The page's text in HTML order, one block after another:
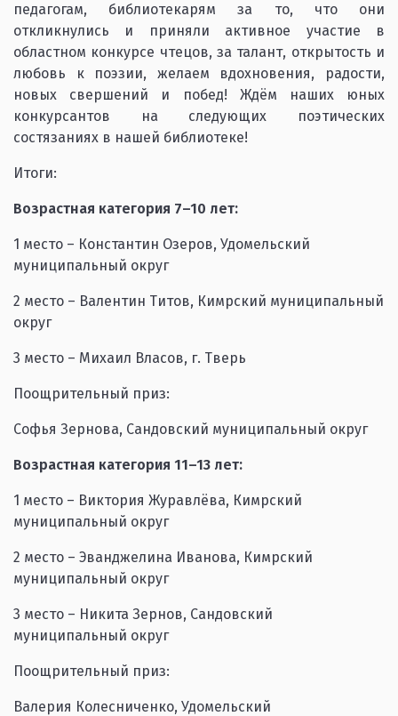
педагогам, библиотекарям за то, что они
откликнулись и приняли активное участие в
областном конкурсе чтецов, за талант, открытость и
любовь к поэзии, желаем вдохновения, радости,
новых свершений и побед! Ждём наших юных
конкурсантов на следующих поэтических
состязаниях в нашей библиотеке!
Итоги:
Возрастная категория 7–10 лет:
1 место – Константин Озеров, Удомельский
муниципальный округ
2 место – Валентин Титов, Кимрский муниципальный
округ
3 место – Михаил Власов, г. Тверь
Поощрительный приз:
Софья Зернова, Сандовский муниципальный округ
Возрастная категория 11–13 лет:
1 место – Виктория Журавлёва, Кимрский
муниципальный округ
2 место – Эванджелина Иванова, Кимрский
муниципальный округ
3 место – Никита Зернов, Сандовский
муниципальный округ
Поощрительный приз:
Валерия Колесниченко, Удомельский